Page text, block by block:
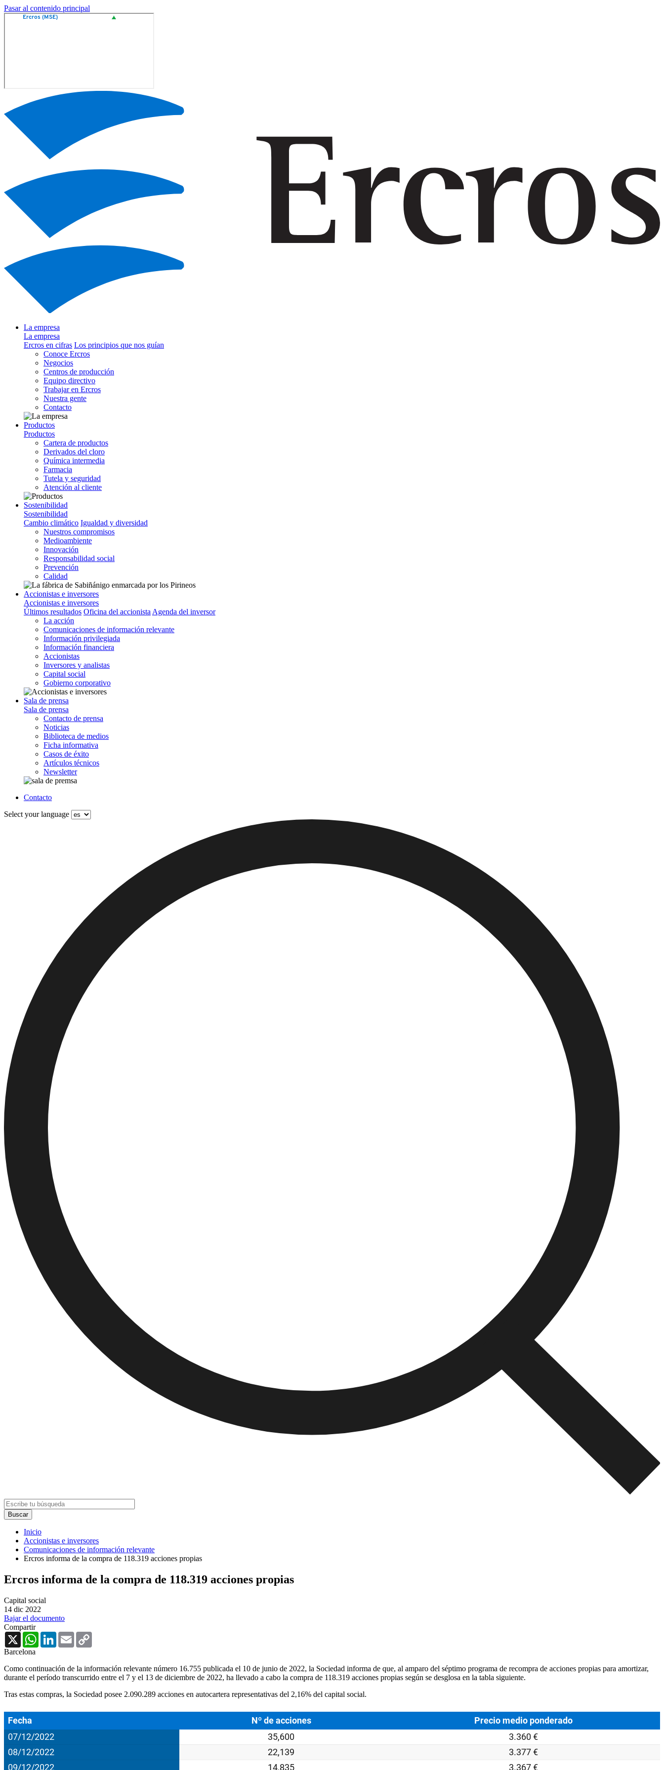
Pasar al contenido principal
La empresa
La empresa
Ercros en cifras Los principios que nos guían
Conoce Ercros
Negocios
Centros de producción
Equipo directivo
Trabajar en Ercros
Nuestra gente
Contacto
Productos
Productos
Cartera de productos
Derivados del cloro
Química intermedia
Farmacia
Tutela y seguridad
Atención al cliente
Sostenibilidad
Sostenibilidad
Cambio climático Igualdad y diversidad
Nuestros compromisos
Medioambiente
Innovación
Responsabilidad social
Prevención
Calidad
Accionistas e inversores
Accionistas e inversores
Últimos resultados Oficina del accionista Agenda del inversor
La acción
Comunicaciones de información relevante
Información privilegiada
Información financiera
Accionistas
Inversores y analistas
Capital social
Gobierno corporativo
Sala de prensa
Sala de prensa
Contacto de prensa
Noticias
Biblioteca de medios
Ficha informativa
Casos de éxito
Artículos técnicos
Newsletter
Contacto
Select your language
Inicio
Accionistas e inversores
Comunicaciones de información relevante
Ercros informa de la compra de 118.319 acciones propias
Ercros informa de la compra de 118.319 acciones propias
Capital social
14 dic 2022
Bajar el documento
Compartir
X
WhatsAppLinkedInEmail
Barcelona
Como continuación de la información relevante número 16.755 publicada el 10 de junio de 2022, la Sociedad informa de que, al amparo del séptimo programa de recompra de acciones propias para amortizar,
durante el período transcurrido entre el 7 y el 13 de diciembre de 2022, ha llevado a cabo la compra de 118.319 acciones propias según se desglosa en la tabla siguiente.
Tras estas compras, la Sociedad posee 2.090.289 acciones en autocartera representativas del 2,16% del capital social.